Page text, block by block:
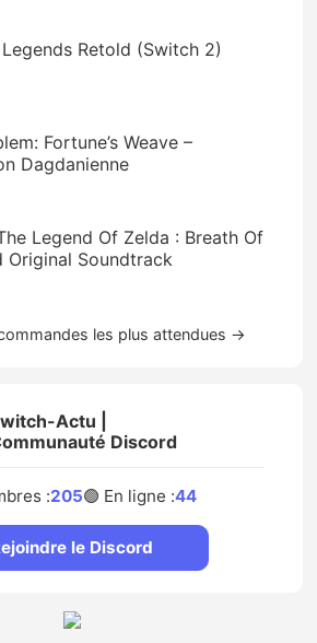
Legends Retold (Switch 2)
Fortune’s Weave –
Dagdanienne
Legend Of Zelda : Breath Of
Original Soundtrack
les plus attendues →
Actu |
Discord
:205🟢 En ligne :44
le Discord